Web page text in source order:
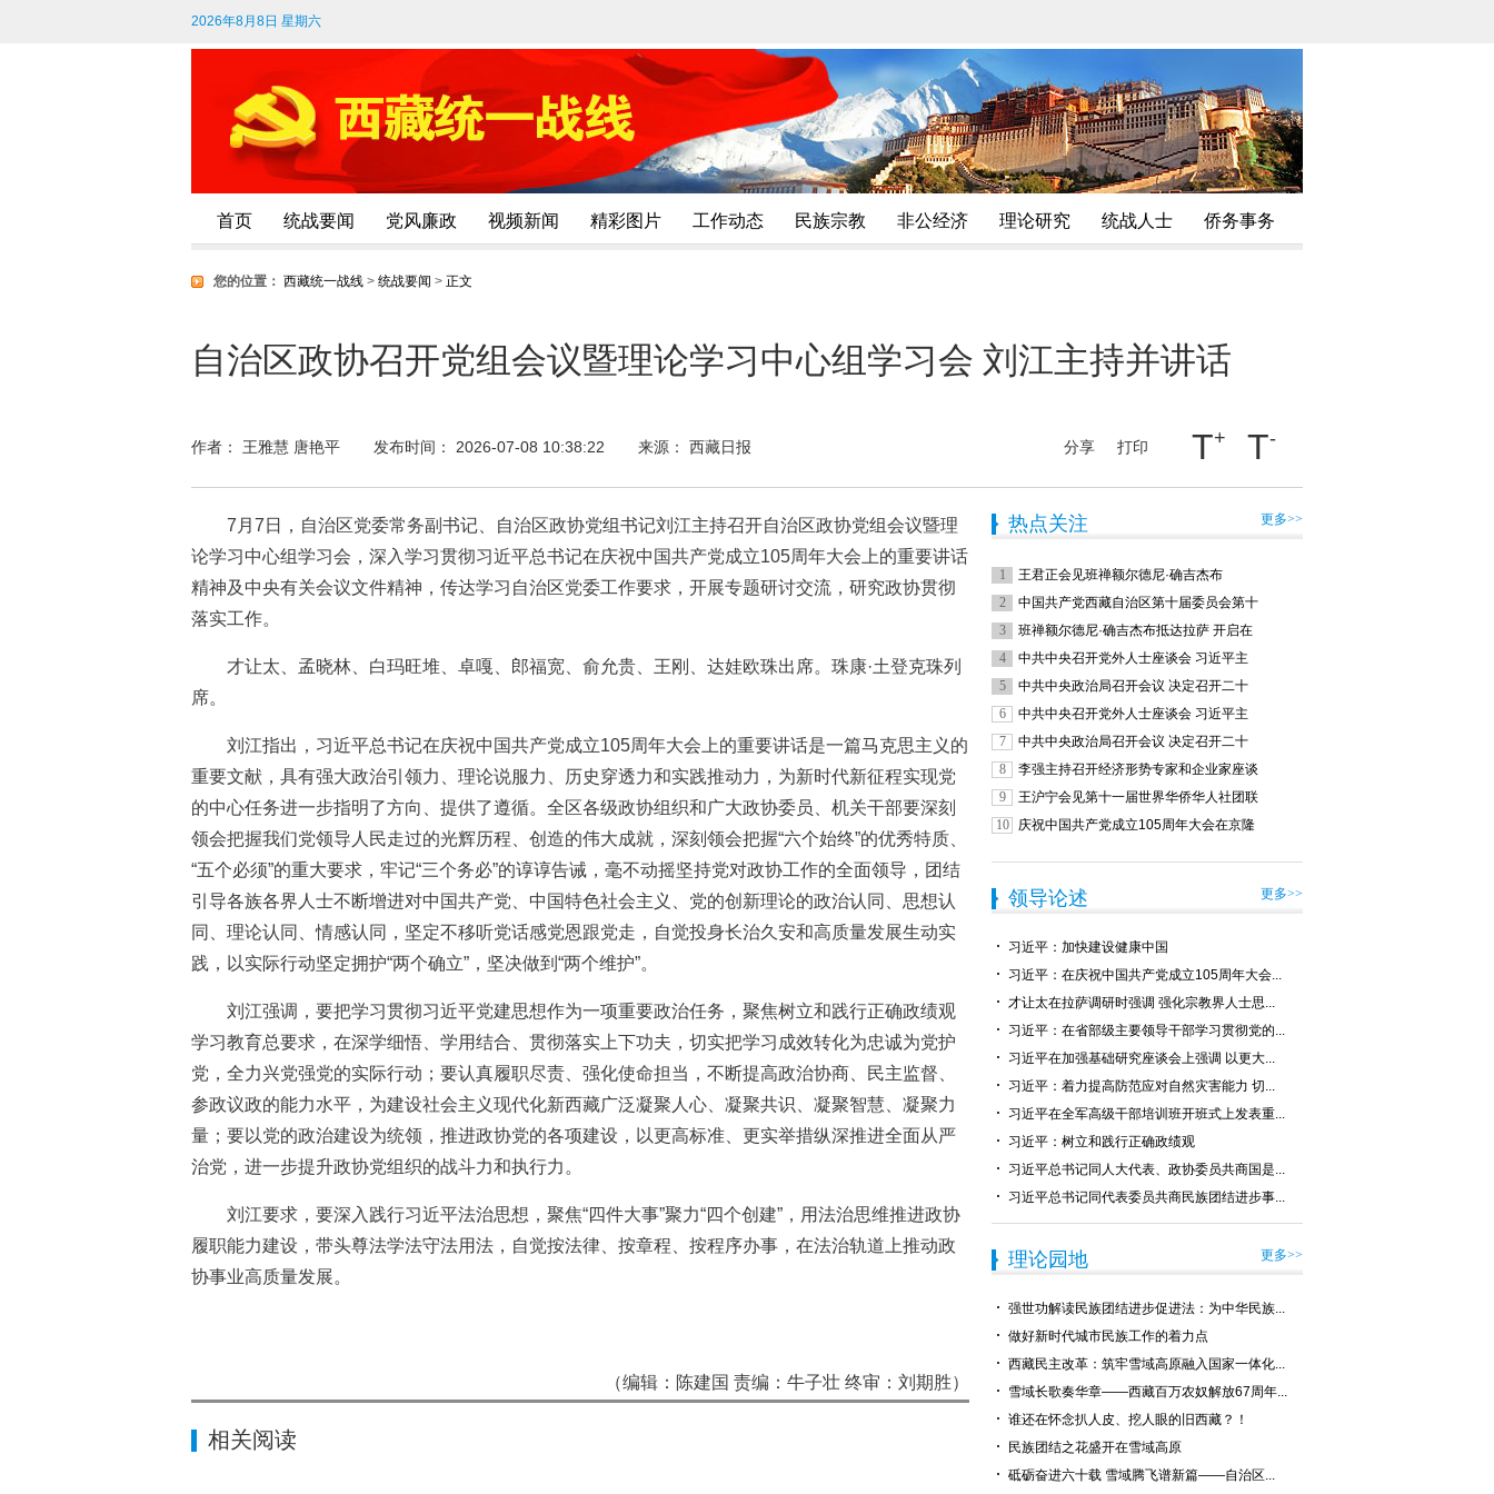
2026年8月8日 星期六
首页 统战要闻 党风廉政 视频新闻 精彩图片 工作动态 民族宗教 非公经济 理论研究 统战人士 侨务事务
您的位置： 西藏统一战线 > 统战要闻 > 正文
自治区政协召开党组会议暨理论学习中心组学习会 刘江主持并讲话
作者： 王雅慧 唐艳平 发布时间： 2026-07-08 10:38:22 来源： 西藏日报 分享 打印 T+ T-
7月7日，自治区党委常务副书记、自治区政协党组书记刘江主持召开自治区政协党组会议暨理
论学习中心组学习会，深入学习贯彻习近平总书记在庆祝中国共产党成立105周年大会上的重要讲话
精神及中央有关会议文件精神，传达学习自治区党委工作要求，开展专题研讨交流，研究政协贯彻
落实工作。
才让太、孟晓林、白玛旺堆、卓嘎、郎福宽、俞允贵、王刚、达娃欧珠出席。珠康·土登克珠列
席。
刘江指出，习近平总书记在庆祝中国共产党成立105周年大会上的重要讲话是一篇马克思主义的
重要文献，具有强大政治引领力、理论说服力、历史穿透力和实践推动力，为新时代新征程实现党
的中心任务进一步指明了方向、提供了遵循。全区各级政协组织和广大政协委员、机关干部要深刻
领会把握我们党领导人民走过的光辉历程、创造的伟大成就，深刻领会把握“六个始终”的优秀特质、
“五个必须”的重大要求，牢记“三个务必”的谆谆告诫，毫不动摇坚持党对政协工作的全面领导，团结
引导各族各界人士不断增进对中国共产党、中国特色社会主义、党的创新理论的政治认同、思想认
同、理论认同、情感认同，坚定不移听党话感党恩跟党走，自觉投身长治久安和高质量发展生动实
践，以实际行动坚定拥护“两个确立”，坚决做到“两个维护”。
刘江强调，要把学习贯彻习近平党建思想作为一项重要政治任务，聚焦树立和践行正确政绩观
学习教育总要求，在深学细悟、学用结合、贯彻落实上下功夫，切实把学习成效转化为忠诚为党护
党，全力兴党强党的实际行动；要认真履职尽责、强化使命担当，不断提高政治协商、民主监督、
参政议政的能力水平，为建设社会主义现代化新西藏广泛凝聚人心、凝聚共识、凝聚智慧、凝聚力
量；要以党的政治建设为统领，推进政协党的各项建设，以更高标准、更实举措纵深推进全面从严
治党，进一步提升政协党组织的战斗力和执行力。
刘江要求，要深入践行习近平法治思想，聚焦“四件大事”聚力“四个创建”，用法治思维推进政协
履职能力建设，带头尊法学法守法用法，自觉按法律、按章程、按程序办事，在法治轨道上推动政
协事业高质量发展。
（编辑：陈建国 责编：牛子壮 终审：刘期胜）
相关阅读
热点关注 更多>>
1
王君正会见班禅额尔德尼·确吉杰布
2
中国共产党西藏自治区第十届委员会第十
3
班禅额尔德尼·确吉杰布抵达拉萨 开启在
4
中共中央召开党外人士座谈会 习近平主
5
中共中央政治局召开会议 决定召开二十
6
中共中央召开党外人士座谈会 习近平主
7
中共中央政治局召开会议 决定召开二十
8
李强主持召开经济形势专家和企业家座谈
9
王沪宁会见第十一届世界华侨华人社团联
10
庆祝中国共产党成立105周年大会在京隆
领导论述 更多>>
习近平：加快建设健康中国
习近平：在庆祝中国共产党成立105周年大会...
才让太在拉萨调研时强调 强化宗教界人士思...
习近平：在省部级主要领导干部学习贯彻党的...
习近平在加强基础研究座谈会上强调 以更大...
习近平：着力提高防范应对自然灾害能力 切...
习近平在全军高级干部培训班开班式上发表重...
习近平：树立和践行正确政绩观
习近平总书记同人大代表、政协委员共商国是...
习近平总书记同代表委员共商民族团结进步事...
理论园地 更多>>
强世功解读民族团结进步促进法：为中华民族...
做好新时代城市民族工作的着力点
西藏民主改革：筑牢雪域高原融入国家一体化...
雪域长歌奏华章——西藏百万农奴解放67周年...
谁还在怀念扒人皮、挖人眼的旧西藏？！
民族团结之花盛开在雪域高原
砥砺奋进六十载 雪域腾飞谱新篇——自治区...